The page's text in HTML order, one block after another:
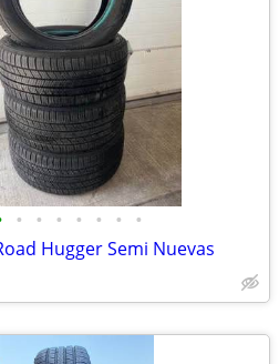
• • • • • • •
Hugger Semi Nuevas